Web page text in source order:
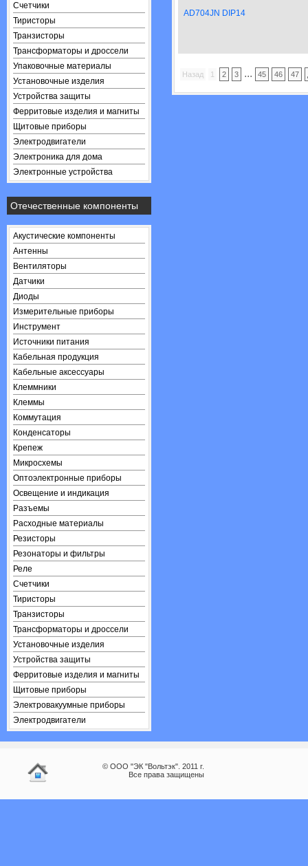
Счетчики
Тиристоры
Транзисторы
Трансформаторы и дроссели
Упаковочные материалы
Установочные изделия
Устройства защиты
Ферритовые изделия и магниты
Щитовые приборы
Электродвигатели
Электроника для дома
Электронные устройства
Отечественные компоненты
Акустические компоненты
Антенны
Вентиляторы
Датчики
Диоды
Измерительные приборы
Инструмент
Источники питания
Кабельная продукция
Кабельные аксессуары
Клеммники
Клеммы
Коммутация
Конденсаторы
Крепеж
Микросхемы
Оптоэлектронные приборы
Освещение и индикация
Разъемы
Расходные материалы
Резисторы
Резонаторы и фильтры
Реле
Счетчики
Тиристоры
Транзисторы
Трансформаторы и дроссели
Установочные изделия
Устройства защиты
Ферритовые изделия и магниты
Щитовые приборы
Электровакуумные приборы
Электродвигатели
AD704JN DIP14
Назад 1 2 3 ... 45 46 47
© ООО "ЭК "Вольтэк". 2011 г.
Все права защищены